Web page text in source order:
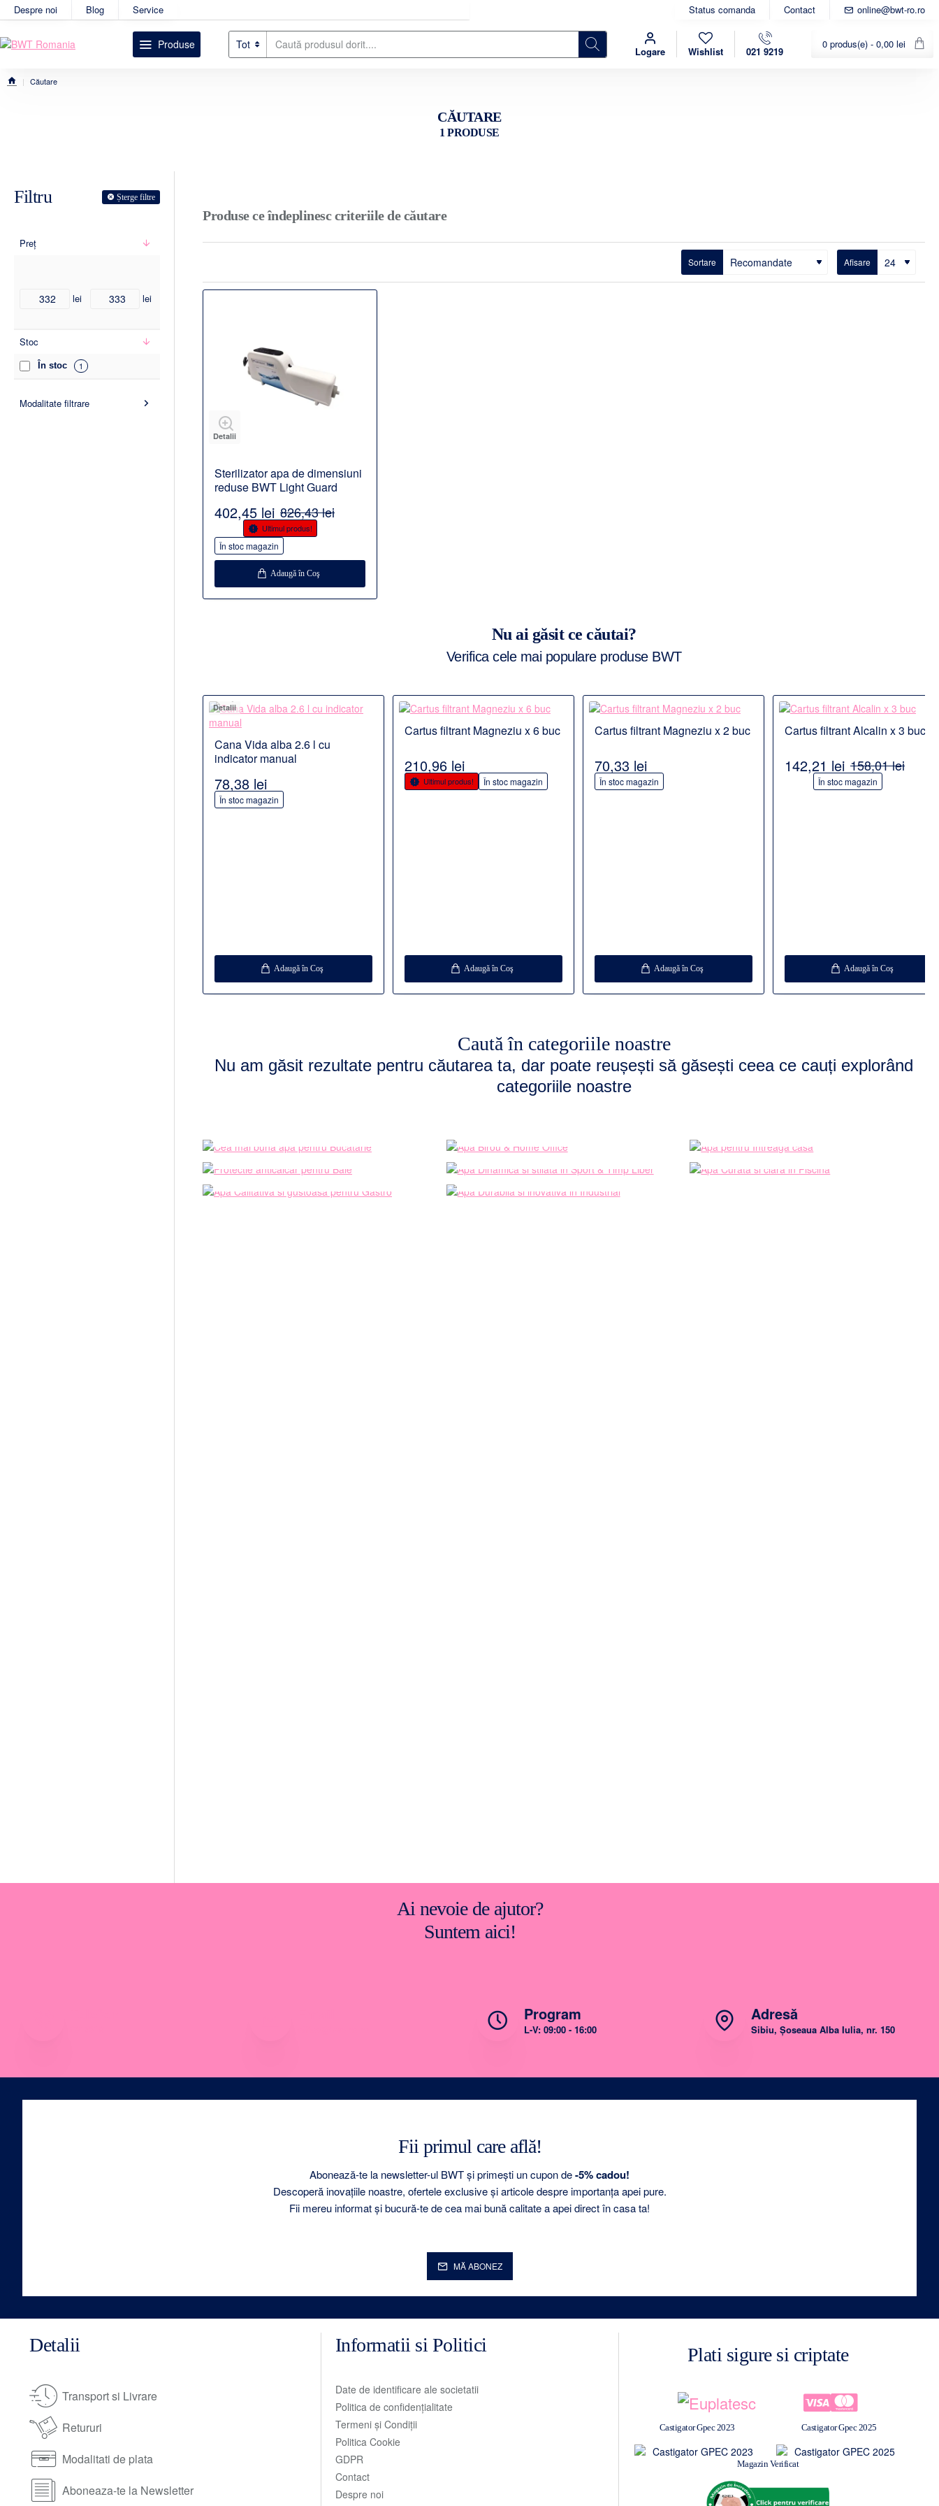
Despre noi Blog Service Status comanda Contact online@bwt-ro.ro
Produse Tot
Caută
produsul
Logare Wishlist 021 9219
0 produs(e) - 0,00 lei
CĂUTARE
1 PRODUSE
home
Căutare
Filtru Șterge filtre
Preț
lei lei
Stoc
În stoc 1
Modalitate filtrare
Produse ce îndeplinesc criteriile de căutare
Sortare Afisare
Detalii
Sterilizator apa de dimensiuni
reduse BWT Light Guard
Ultimul produs!
În stoc magazin
402,45 lei 826,43 lei
Adaugă în Coş
Nu ai găsit ce căutai?
Verifica cele mai populare produse BWT
Detalii
PRODUS POPULAR
Cana Vida alba 2.6 l cu
indicator manual
În stoc magazin
78,38 lei
Adaugă în Coş
Detalii
PRODUS POPULAR
Cartus filtrant Magneziu x 6 buc
Ultimul produs! În stoc magazin
210,96 lei
Adaugă în Coş
Detalii
PRODUS POPULAR
Cartus filtrant Magneziu x 2 buc
În stoc magazin
70,33 lei
Adaugă în Coş
Detalii
PRODUS POPULAR
Cartus filtrant Alcalin x 3 buc
În stoc magazin
142,21 lei 158,01 lei
Adaugă în Coş
Caută în categoriile noastre
Nu am găsit rezultate pentru căutarea ta, dar poate reușești să găsești ceea ce cauți explorând
categoriile noastre
BAIE SPORT & TIMP LIBER PISCINA
GASTRO INDUSTRIAL
Ai nevoie de ajutor?
Suntem aici!
Program
L-V: 09:00 - 16:00
Adresă
Sibiu, Șoseaua Alba Iulia, nr. 150
Fii primul care află!
Abonează-te la newsletter-ul BWT și primești un cupon de-5% cadou!
Descoperă inovațiile noastre, ofertele exclusive și articole despre importanța apei pure.
Fii mereu informat și bucură-te de cea mai bună calitate a apei direct în casa ta!
MĂ ABONEZ
Detalii
Transport si Livrare
Retururi
Modalitati de plata
Aboneaza-te la Newsletter
Informatii si Politici
Date de identificare ale societatii
Politica de confidențialitate
Termeni și Condiții
Politica Cookie
GDPR
Contact
Despre noi
Plati sigure si criptate
Castigator Gpec 2023 Castigator Gpec 2025
Magazin Verificat